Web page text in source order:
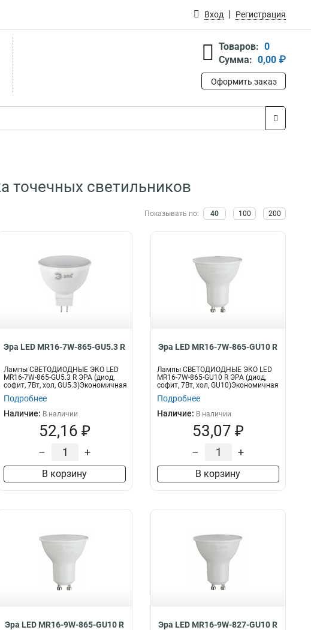
Вход Регистрация
Товаров: 0
Сумма: 0,00 ₽
Оформить заказ
точечных светильников
Показывать по: 40 100 200
Эра LED MR16-7W-865-GU5.3 R
Лампы СВЕТОДИОДНЫЕ ЭКО LED
MR16-7W-865-GU5.3 R ЭРА (диод,
софит, 7Вт, хол, GU5.3)Экономичная
Подробнее
Наличие: В наличии
52,16 ₽
– +
В корзину
Эра LED MR16-7W-865-GU10 R
Лампы СВЕТОДИОДНЫЕ ЭКО LED
MR16-7W-865-GU10 R ЭРА (диод,
софит, 7Вт, хол, GU10)Экономичная
Подробнее
Наличие: В наличии
53,07 ₽
– +
В корзину
Эра LED MR16-9W-865-GU10 R Эра LED MR16-9W-827-GU10 R